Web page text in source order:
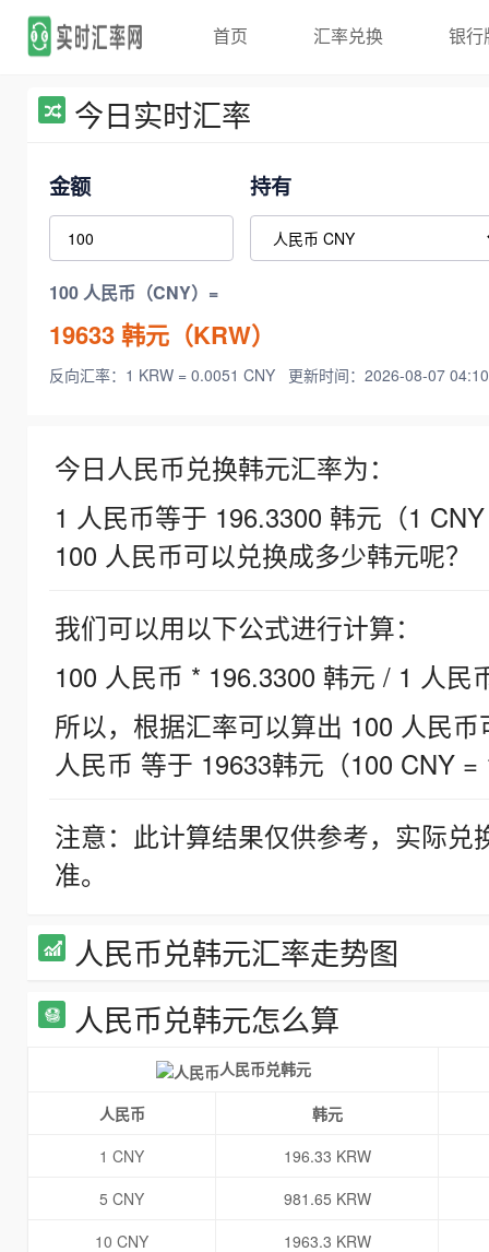
首页 汇率兑换 银行
今日实时汇率
金额 持有
100 人民币（CNY）=
19633韩元（KRW）
反向汇率：1 KRW = 0.0051 CNY 更新时间：2026-08-07
今日人民币兑换韩元汇率为：
1 人民币等于 196.3300 韩元（1
100 人民币可以兑换成多少韩元呢？
我们可以用以下公式进行计算：
100 人民币 * 196.3300 韩元 / 1 人民
所以，根据汇率可以算出 100 人民
人民币 等于 19633韩元（100 CNY =
注意：此计算结果仅供参考，实际
准。
人民币兑韩元汇率走势图
人民币兑韩元怎么算
人民币兑韩元
人民币
韩元
1 CNY
196.33 KRW
5 CNY
981.65 KRW
10 CNY
1963.3 KRW